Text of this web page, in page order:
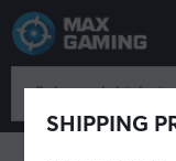
SHIPPING
Datatilbehør
Tastatur